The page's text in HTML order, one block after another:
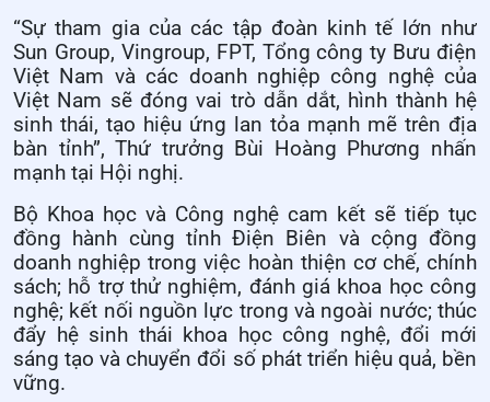
“Sự tham gia của các tập đoàn kinh tế lớn như
Sun Group, Vingroup, FPT, Tổng công ty Bưu điện
Việt Nam và các doanh nghiệp công nghệ của
Việt Nam sẽ đóng vai trò dẫn dắt, hình thành hệ
sinh thái, tạo hiệu ứng lan tỏa mạnh mẽ trên địa
bàn tỉnh”, Thứ trưởng Bùi Hoàng Phương nhấn
mạnh tại Hội nghị.
Bộ Khoa học và Công nghệ cam kết sẽ tiếp tục
đồng hành cùng tỉnh Điện Biên và cộng đồng
doanh nghiệp trong việc hoàn thiện cơ chế, chính
sách; hỗ trợ thử nghiệm, đánh giá khoa học công
nghệ; kết nối nguồn lực trong và ngoài nước; thúc
đẩy hệ sinh thái khoa học công nghệ, đổi mới
sáng tạo và chuyển đổi số phát triển hiệu quả, bền
vững.